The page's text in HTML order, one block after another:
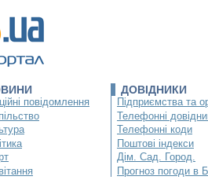
повідомлення
ДОВІДНИКИ
Підприємства та
Телефонні
Телефонні коди
Поштові індекси
Дім. Сад. Город.
Прогноз погоди в